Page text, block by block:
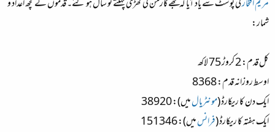
مریم افتخارکی پوسٹ سے یاد آیا کہ مجھے گارمن کی گھڑی پہنتے نو سال ہو گئے۔ قدموں کے کچھ اعداد و
شمار:
کل قدم: 2 کروڑ 75 لاکھ
اوسط روزانہ قدم: 8368
ایک دن کا ریکارڈ (مونٹریالمیں): 38920
ایک ہفتہ کا ریکارڈ (فرانسمیں): 151346